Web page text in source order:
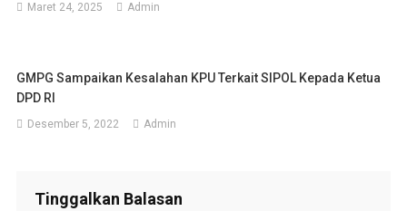
Maret 24, 2025 Admin
GMPG Sampaikan Kesalahan KPU Terkait SIPOL Kepada Ketua
DPD RI
Desember 5, 2022 Admin
Tinggalkan Balasan